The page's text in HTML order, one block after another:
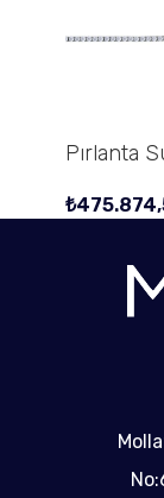
Pırlanta
₺